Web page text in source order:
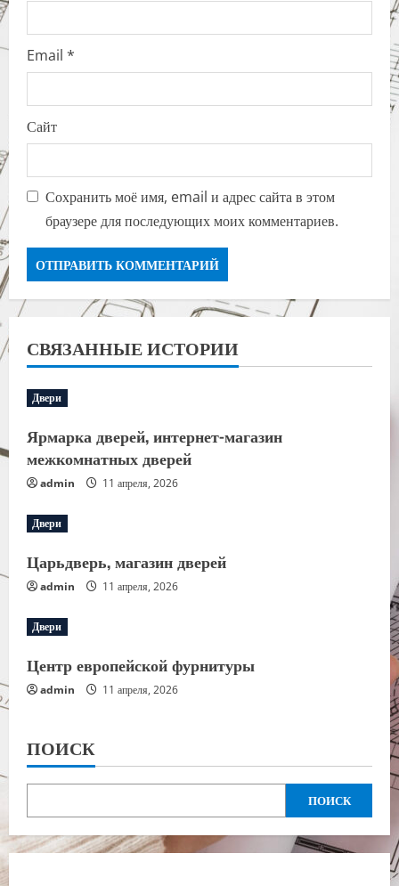
Email *
Сайт
Сохранить моё имя, email и адрес сайта в этом
браузере для последующих моих комментариев.
СВЯЗАННЫЕ ИСТОРИИ
Двери
Ярмарка дверей, интернет-магазин
межкомнатных дверей
admin 11 апреля, 2026
Двери
Царьдверь, магазин дверей
admin 11 апреля, 2026
Двери
Центр европейской фурнитуры
admin 11 апреля, 2026
ПОИСК
ПОИСК